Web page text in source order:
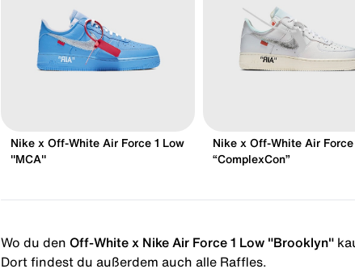
Nike x Off-White Air Force 1 Low
"MCA"
Nike x Off-White Air Force
“ComplexCon”
Wo du den Off-White x Nike Air Force 1 Low "Brooklyn"
Dort findest du außerdem auch alle Raffles.